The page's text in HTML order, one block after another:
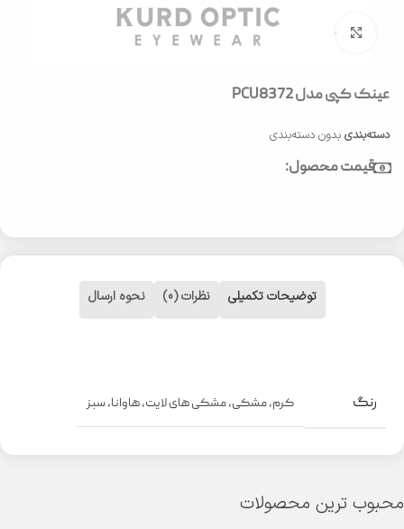
بزرگنمایی تصویر
عینک کپی مدل PCU8372
دسته‌بندی بدون دسته‌بندی
قیمت محصول:
توضیحات تکمیلی نظرات (0) نحوه ارسال
رنگ کرم,مشکی,مشکی های لایت,هاوانا, سبز
محبوب ترین محصولات